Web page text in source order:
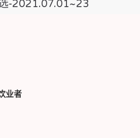
-2021.07.01~23
业者